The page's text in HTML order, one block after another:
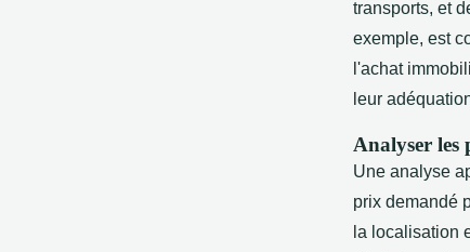
transports, et
exemple, est
l'achat
leur
Analyser les
Une analyse
prix demandé
la localisation